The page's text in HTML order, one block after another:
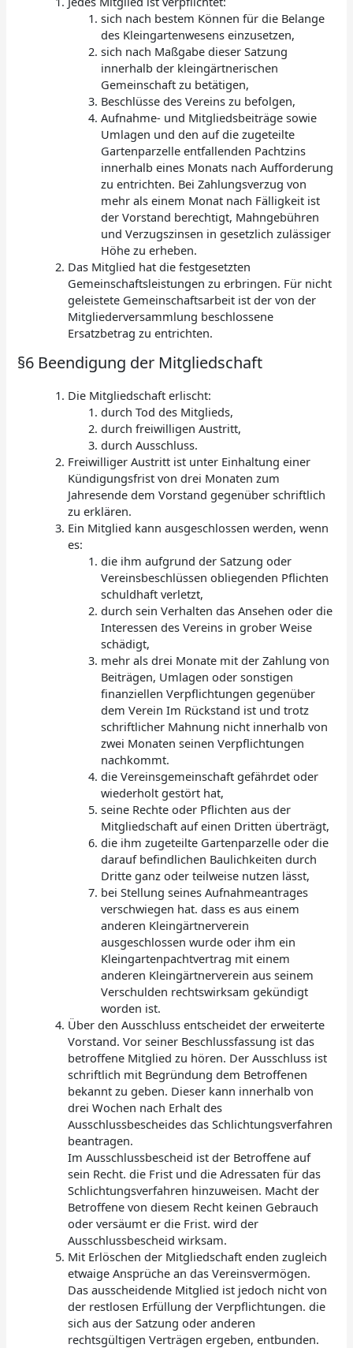
sich nach bestem Können für die Belange
des Kleingartenwesens einzusetzen,
sich nach Maßgabe dieser Satzung
innerhalb der kleingärtnerischen
Gemeinschaft zu betätigen,
Beschlüsse des Vereins zu befolgen,
Aufnahme- und Mitgliedsbeiträge sowie
Umlagen und den auf die zugeteilte
Gartenparzelle entfallenden Pachtzins
innerhalb eines Monats nach Aufforderung
zu entrichten. Bei Zahlungsverzug von
mehr als einem Monat nach Fälligkeit ist
der Vorstand berechtigt, Mahngebühren
und Verzugszinsen in gesetzlich zulässiger
Höhe zu erheben.
Das Mitglied hat die festgesetzten
Gemeinschaftsleistungen zu erbringen. Für nicht
geleistete Gemeinschaftsarbeit ist der von der
Mitgliederversammlung beschlossene
Ersatzbetrag zu entrichten.
§6 Beendigung der Mitgliedschaft
Die Mitgliedschaft erlischt:
durch Tod des Mitglieds,
durch freiwilligen Austritt,
durch Ausschluss.
Freiwilliger Austritt ist unter Einhaltung einer
Kündigungsfrist von drei Monaten zum
Jahresende dem Vorstand gegenüber schriftlich
zu erklären.
Ein Mitglied kann ausgeschlossen werden, wenn
es:
die ihm aufgrund der Satzung oder
Vereinsbeschlüssen obliegenden Pflichten
schuldhaft verletzt,
durch sein Verhalten das Ansehen oder die
Interessen des Vereins in grober Weise
schädigt,
mehr als drei Monate mit der Zahlung von
Beiträgen, Umlagen oder sonstigen
finanziellen Verpflichtungen gegenüber
dem Verein Im Rückstand ist und trotz
schriftlicher Mahnung nicht innerhalb von
zwei Monaten seinen Verpflichtungen
nachkommt.
die Vereinsgemeinschaft gefährdet oder
wiederholt gestört hat,
seine Rechte oder Pflichten aus der
Mitgliedschaft auf einen Dritten überträgt,
die ihm zugeteilte Gartenparzelle oder die
darauf befindlichen Baulichkeiten durch
Dritte ganz oder teilweise nutzen lässt,
bei Stellung seines Aufnahmeantrages
verschwiegen hat. dass es aus einem
anderen Kleingärtnerverein
ausgeschlossen wurde oder ihm ein
Kleingartenpachtvertrag mit einem
anderen Kleingärtnerverein aus seinem
Verschulden rechtswirksam gekündigt
worden ist.
Über den Ausschluss entscheidet der erweiterte
Vorstand. Vor seiner Beschlussfassung ist das
betroffene Mitglied zu hören. Der Ausschluss ist
schriftlich mit Begründung dem Betroffenen
bekannt zu geben. Dieser kann innerhalb von
drei Wochen nach Erhalt des
Ausschlussbescheides das Schlichtungsverfahren
beantragen.
Im Ausschlussbescheid ist der Betroffene auf
sein Recht. die Frist und die Adressaten für das
Schlichtungsverfahren hinzuweisen. Macht der
Betroffene von diesem Recht keinen Gebrauch
oder versäumt er die Frist. wird der
Ausschlussbescheid wirksam.
Mit Erlöschen der Mitgliedschaft enden zugleich
etwaige Ansprüche an das Vereinsvermögen.
Das ausscheidende Mitglied ist jedoch nicht von
der restlosen Erfüllung der Verpflichtungen. die
sich aus der Satzung oder anderen
rechtsgültigen Verträgen ergeben, entbunden.